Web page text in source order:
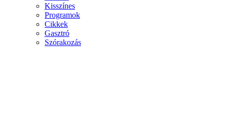
Kisszínes
Programok
Cikkek
Gasztró
Szórakozás